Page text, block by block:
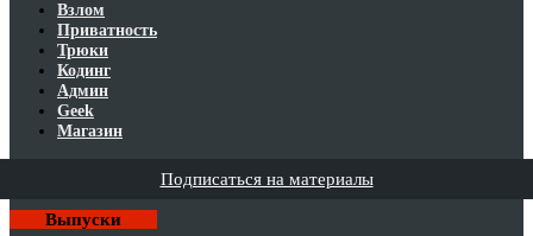
Взлом
Приватность
Трюки
Кодинг
Админ
Geek
Магазин
Подписаться на материалы
Выпуски